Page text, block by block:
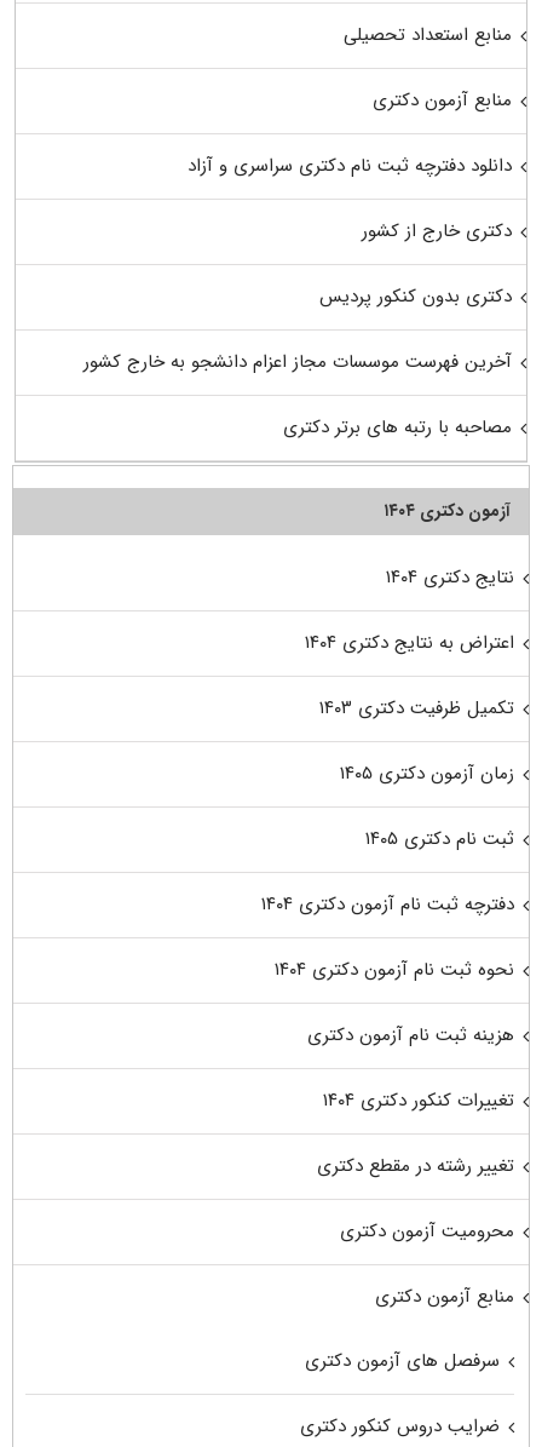
منابع استعداد تحصیلی
منابع آزمون دکتری
دانلود دفترچه ثبت نام دکتری سراسری و آزاد
دکتری خارج از کشور
دکتری بدون کنکور پردیس
آخرین فهرست موسسات مجاز اعزام دانشجو به خارج کشور
مصاحبه با رتبه های برتر دکتری
آزمون دکتری ۱۴۰۴
نتایج دکتری ۱۴۰۴
اعتراض به نتایج دکتری ۱۴۰۴
تکمیل ظرفیت دکتری ۱۴۰۳
زمان آزمون دکتری ۱۴۰۵
ثبت نام دکتری ۱۴۰۵
دفترچه ثبت نام آزمون دکتری ۱۴۰۴
نحوه ثبت نام آزمون دکتری ۱۴۰۴
هزینه ثبت نام آزمون دکتری
تغییرات کنکور دکتری ۱۴۰۴
تغییر رشته در مقطع دکتری
محرومیت آزمون دکتری
منابع آزمون دکتری
سرفصل های آزمون دکتری
ضرایب دروس کنکور دکتری